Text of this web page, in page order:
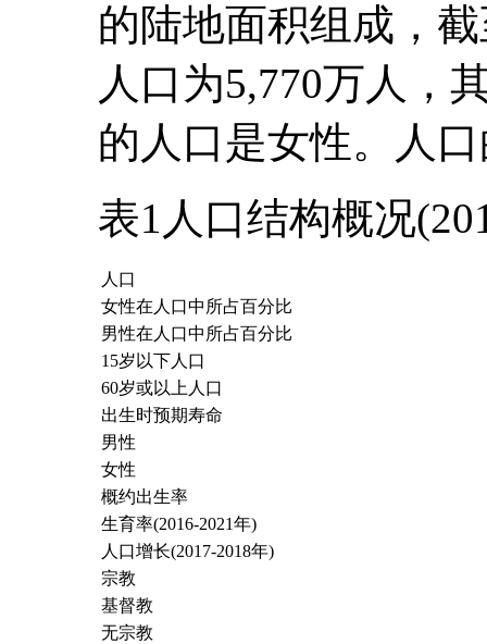
的陆地面积组成，
人口为5,770万人，
的人口是女性。人
表1人口结构概况
人口
女性在人口中所占百分比
男性在人口中所占百分比
15岁以下人口
60岁或以上人口
出生时预期寿命
男性
女性
概约出生率
生育率(2016-2021年)
人口增长(2017-2018年)
宗教
基督教
无宗教